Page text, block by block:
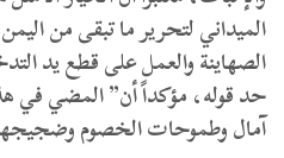
الميداني لتحرير ما تبقى من
الصهاينة والعمل على قطع يد
حد قوله، مؤكداً أن” المضي في
آمال وطموحات الخصوم